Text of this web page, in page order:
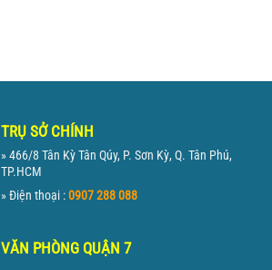
TRỤ SỞ CHÍNH
» 466/8 Tân Kỳ Tân Qúy, P. Sơn Kỳ, Q. Tân Phú,
TP.HCM
» Điện thoại :0907 288 088
VĂN PHÒNG QUẬN 7